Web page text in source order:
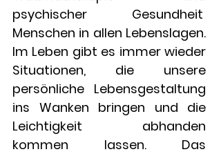
psychischer Gesundheit
Menschen in allen Lebenslagen.
Im Leben gibt es immer wieder
Situationen, die unsere
persönliche Lebensgestaltung
ins Wanken bringen und die
Leichtigkeit abhanden
kommen lassen. Das